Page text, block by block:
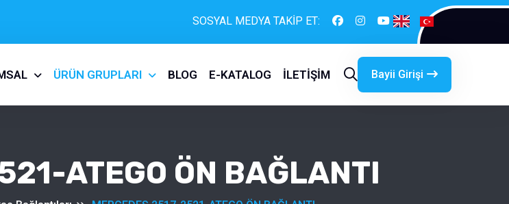
SOSYAL MEDYA TAKİP ET:
ÜRÜN GRUPLARI BLOG E-KATALOG İLETİŞİM Bayii Girişi
ATEGO ÖN BAĞLANTI